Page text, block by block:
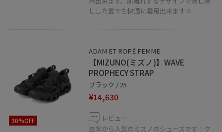
お気軽にお問い合わせ下さい。
加】をタップしてください！
しした夏でも快適に着用出来ます☺︎
30%OFF
ADAM ET ROPÉ FEMME
【MIZUNO(ミズノ)】WAVE
PROPHECY STRAP
ブラック / 25
¥14,630
レビュー
去年から人気のミズノのシューズです！ク